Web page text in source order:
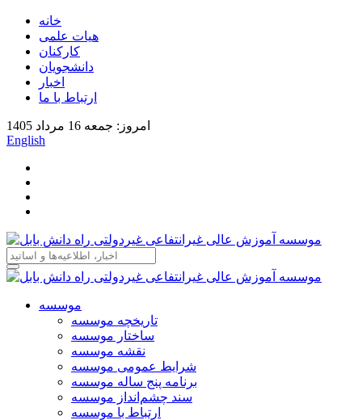
خانه
هیات علمی
کارکنان
دانشجویان
اخبار
ارتباط با ما
امروز: جمعه 16 مرداد 1405
English
موسسه
تاریخچه موسسه
ساختار موسسه
نقشه موسسه
شرایط عمومی موسسه
برنامه پنج ساله موسسه
سند چشم‌انداز موسسه
ارتباط با موسسه